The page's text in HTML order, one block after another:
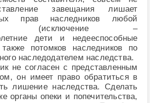
завещания лишает
прав наследников любой
(исключение –
дети и недееспособные
потомков наследников по
наследодателем наследства.
не согласен с представленным
он имеет право обратиться в
лишение наследства. Сделать
органы опеки и попечительства,